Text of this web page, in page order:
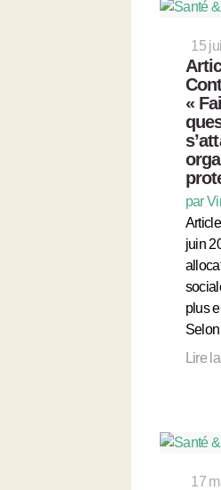
15
«
par
juin
plus
Lire
17